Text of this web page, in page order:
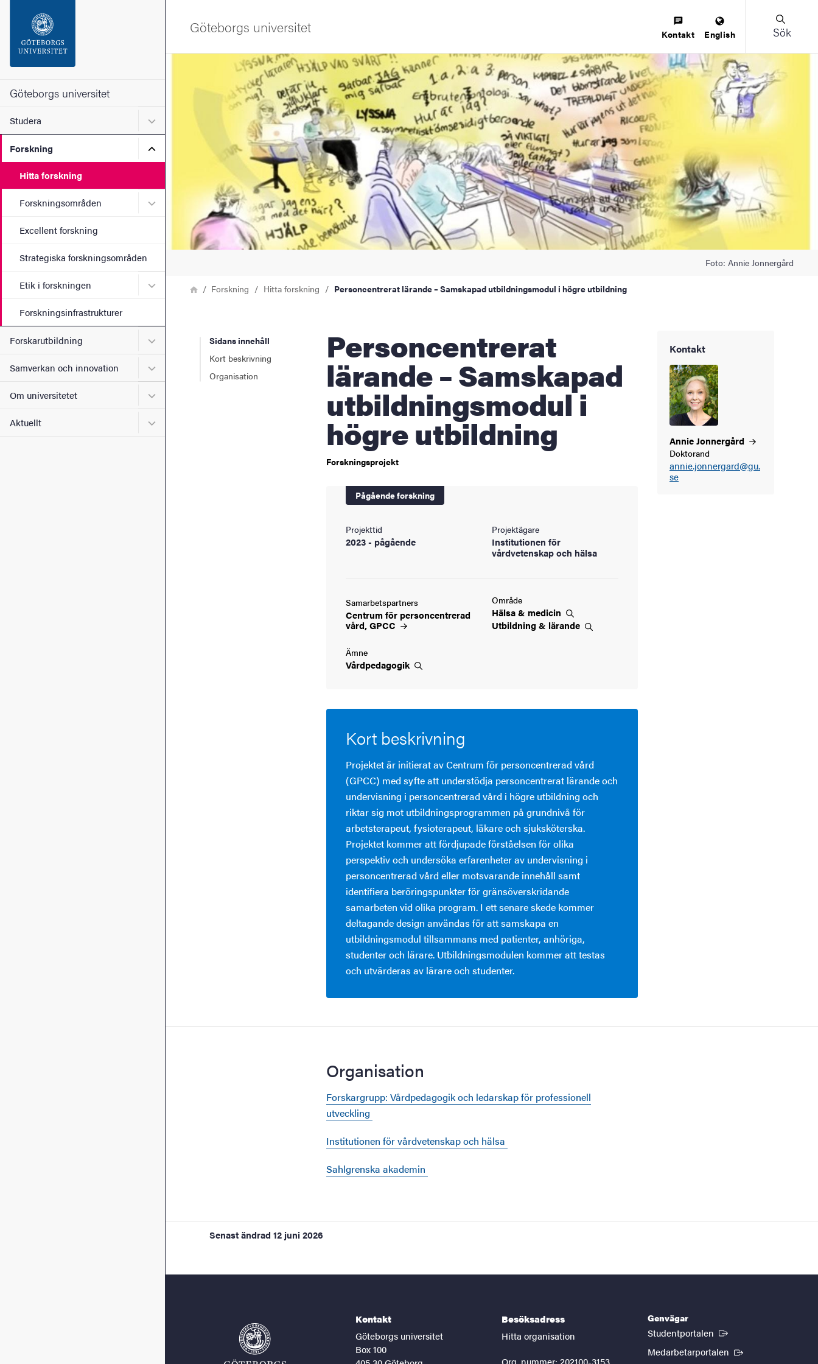
Sidfoten
Om webbplatsen
Göteborgs universitet
Studera Undermeny för Studera
Forskning Undermeny för Forskning
Hitta forskning
Forskningsområden Undermeny för Forskningsområden
Excellent forskning
Strategiska forskningsområden
Etik i forskningen Undermeny för Etik i forskningen
Forskningsinfrastrukturer
Forskarutbildning Undermeny för Forskarutbildning
Samverkan och innovation Undermeny för Samverkan och innovation
Om universitetet Undermeny för Om universitetet
Aktuellt Undermeny för Aktuellt
Göteborgs universitet Kontakt English Sök
Bild
Foto: Annie Jonnergård
LänkstigHemForskning Hitta forskning Personcentrerat lärande – Samskapad utbildningsmodul i högre utbildning
Sidans innehåll
Kort beskrivning
Organisation
Personcentrerat
lärande – Samskapad
utbildningsmodul i
högre utbildning
Forskningsprojekt
Pågående forskning
Projekttid
2023 - pågående
Projektägare
Institutionen för
vårdvetenskap och hälsa
Samarbetspartners
Centrum för personcentrerad
vård,GPCC
Område
Hälsa & medicin
Utbildning & lärande
Ämne
Vårdpedagogik
Kort beskrivning
Projektet är initierat av Centrum för personcentrerad vård
(GPCC) med syfte att understödja personcentrerat lärande och
undervisning i personcentrerad vård i högre utbildning och
riktar sig mot utbildningsprogrammen på grundnivå för
arbetsterapeut, fysioterapeut, läkare och sjuksköterska.
Projektet kommer att fördjupade förståelsen för olika
perspektiv och undersöka erfarenheter av undervisning i
personcentrerad vård eller motsvarande innehåll samt
identifiera beröringspunkter för gränsöverskridande
samarbeten vid olika program. I ett senare skede kommer
deltagande design användas för att samskapa en
utbildningsmodul tillsammans med patienter, anhöriga,
studenter och lärare. Utbildningsmodulen kommer att testas
och utvärderas av lärare och studenter.
Kontakt
AnnieJonnergård
Doktorand
annie.jonnergard@gu.
se
Organisation
Forskargrupp: Vårdpedagogik och ledarskap för professionell
utveckling
Institutionen för vårdvetenskap och hälsa
Sahlgrenska akademin
Senast ändrad 12 juni 2026
Kontakt
Göteborgs universitet
Box 100
Besöksadress
Hitta organisation
Org. nummer: 202100-3153
Genvägar
Studentportalen (Extern länk)
Medarbetarportalen (Extern länk)